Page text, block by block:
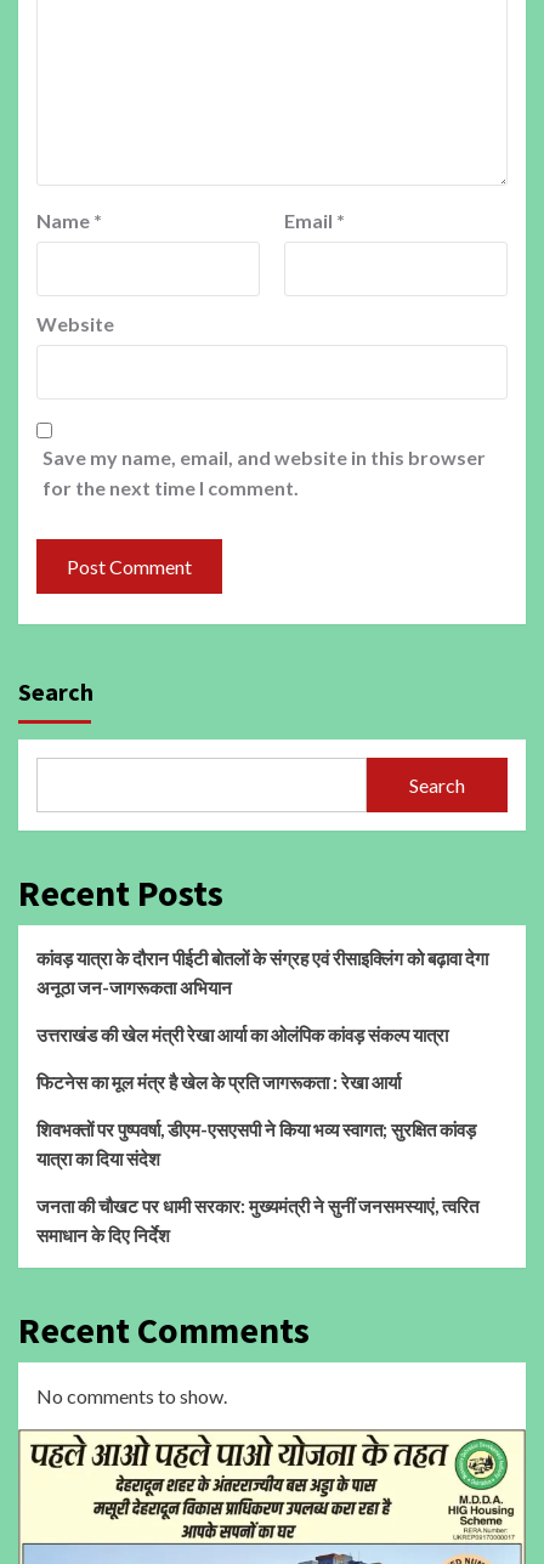
Name * Email *
Website
Save my name, email, and website in this browser
for the next time I comment.
Search
Search
Recent Posts
कांवड़ यात्रा के दौरान पीईटी बोतलों के संग्रह एवं रीसाइक्लिंग को बढ़ावा देगा
अनूठा जन-जागरूकता अभियान
उत्तराखंड की खेल मंत्री रेखा आर्या का ओलंपिक कांवड़ संकल्प यात्रा
फिटनेस का मूल मंत्र है खेल के प्रति जागरूकता : रेखा आर्या
शिवभक्तों पर पुष्पवर्षा, डीएम-एसएसपी ने किया भव्य स्वागत; सुरक्षित कांवड़
यात्रा का दिया संदेश
जनता की चौखट पर धामी सरकार: मुख्यमंत्री ने सुनीं जनसमस्याएं, त्वरित
समाधान के दिए निर्देश
Recent Comments
No comments to show.